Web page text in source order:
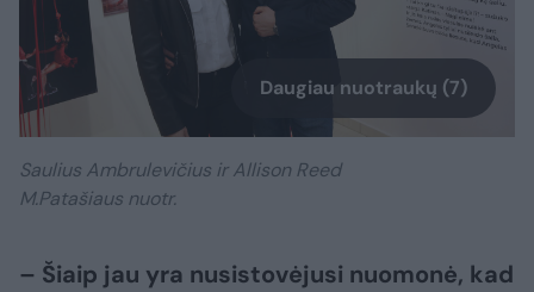
Daugiau nuotraukų (7)
Saulius Ambrulevičius ir Allison Reed
M.Patašiaus nuotr.
– Šiaip jau yra nusistovėjusi nuomonė, kad